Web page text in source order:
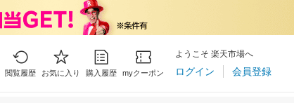
閲覧履歴 お気に入り 購入履歴 myクーポン
ようこそ 楽天市場へ
ログイン 会員登録